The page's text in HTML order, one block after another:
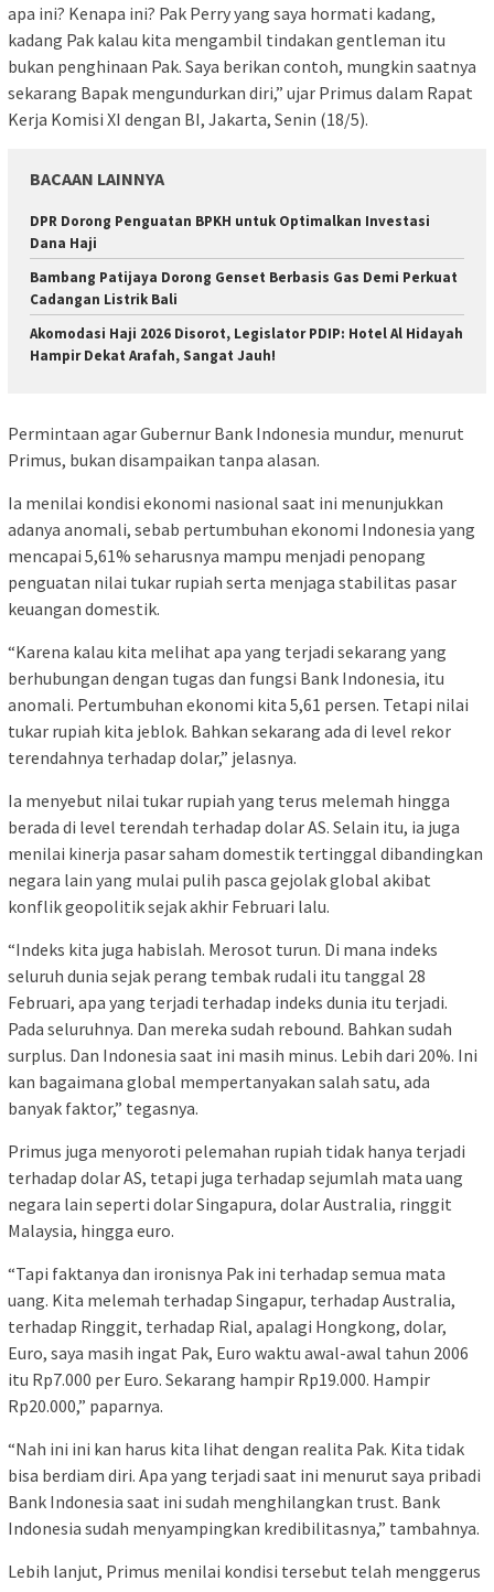
apa ini? Kenapa ini? Pak Perry yang saya hormati kadang,
kadang Pak kalau kita mengambil tindakan gentleman itu
bukan penghinaan Pak. Saya berikan contoh, mungkin saatnya
sekarang Bapak mengundurkan diri,” ujar Primus dalam Rapat
Kerja Komisi XI dengan BI, Jakarta, Senin (18/5).
BACAAN LAINNYA
DPR Dorong Penguatan BPKH untuk Optimalkan Investasi
Dana Haji
Bambang Patijaya Dorong Genset Berbasis Gas Demi Perkuat
Cadangan Listrik Bali
Akomodasi Haji 2026 Disorot, Legislator PDIP: Hotel Al Hidayah
Hampir Dekat Arafah, Sangat Jauh!
Permintaan agar Gubernur Bank Indonesia mundur, menurut
Primus, bukan disampaikan tanpa alasan.
Ia menilai kondisi ekonomi nasional saat ini menunjukkan
adanya anomali, sebab pertumbuhan ekonomi Indonesia yang
mencapai 5,61% seharusnya mampu menjadi penopang
penguatan nilai tukar rupiah serta menjaga stabilitas pasar
keuangan domestik.
“Karena kalau kita melihat apa yang terjadi sekarang yang
berhubungan dengan tugas dan fungsi Bank Indonesia, itu
anomali. Pertumbuhan ekonomi kita 5,61 persen. Tetapi nilai
tukar rupiah kita jeblok. Bahkan sekarang ada di level rekor
terendahnya terhadap dolar,” jelasnya.
Ia menyebut nilai tukar rupiah yang terus melemah hingga
berada di level terendah terhadap dolar AS. Selain itu, ia juga
menilai kinerja pasar saham domestik tertinggal dibandingkan
negara lain yang mulai pulih pasca gejolak global akibat
konflik geopolitik sejak akhir Februari lalu.
“Indeks kita juga habislah. Merosot turun. Di mana indeks
seluruh dunia sejak perang tembak rudali itu tanggal 28
Februari, apa yang terjadi terhadap indeks dunia itu terjadi.
Pada seluruhnya. Dan mereka sudah rebound. Bahkan sudah
surplus. Dan Indonesia saat ini masih minus. Lebih dari 20%. Ini
kan bagaimana global mempertanyakan salah satu, ada
banyak faktor,” tegasnya.
Primus juga menyoroti pelemahan rupiah tidak hanya terjadi
terhadap dolar AS, tetapi juga terhadap sejumlah mata uang
negara lain seperti dolar Singapura, dolar Australia, ringgit
Malaysia, hingga euro.
“Tapi faktanya dan ironisnya Pak ini terhadap semua mata
uang. Kita melemah terhadap Singapur, terhadap Australia,
terhadap Ringgit, terhadap Rial, apalagi Hongkong, dolar,
Euro, saya masih ingat Pak, Euro waktu awal-awal tahun 2006
itu Rp7.000 per Euro. Sekarang hampir Rp19.000. Hampir
Rp20.000,” paparnya.
“Nah ini ini kan harus kita lihat dengan realita Pak. Kita tidak
bisa berdiam diri. Apa yang terjadi saat ini menurut saya pribadi
Bank Indonesia saat ini sudah menghilangkan trust. Bank
Indonesia sudah menyampingkan kredibilitasnya,” tambahnya.
Lebih lanjut, Primus menilai kondisi tersebut telah menggerus